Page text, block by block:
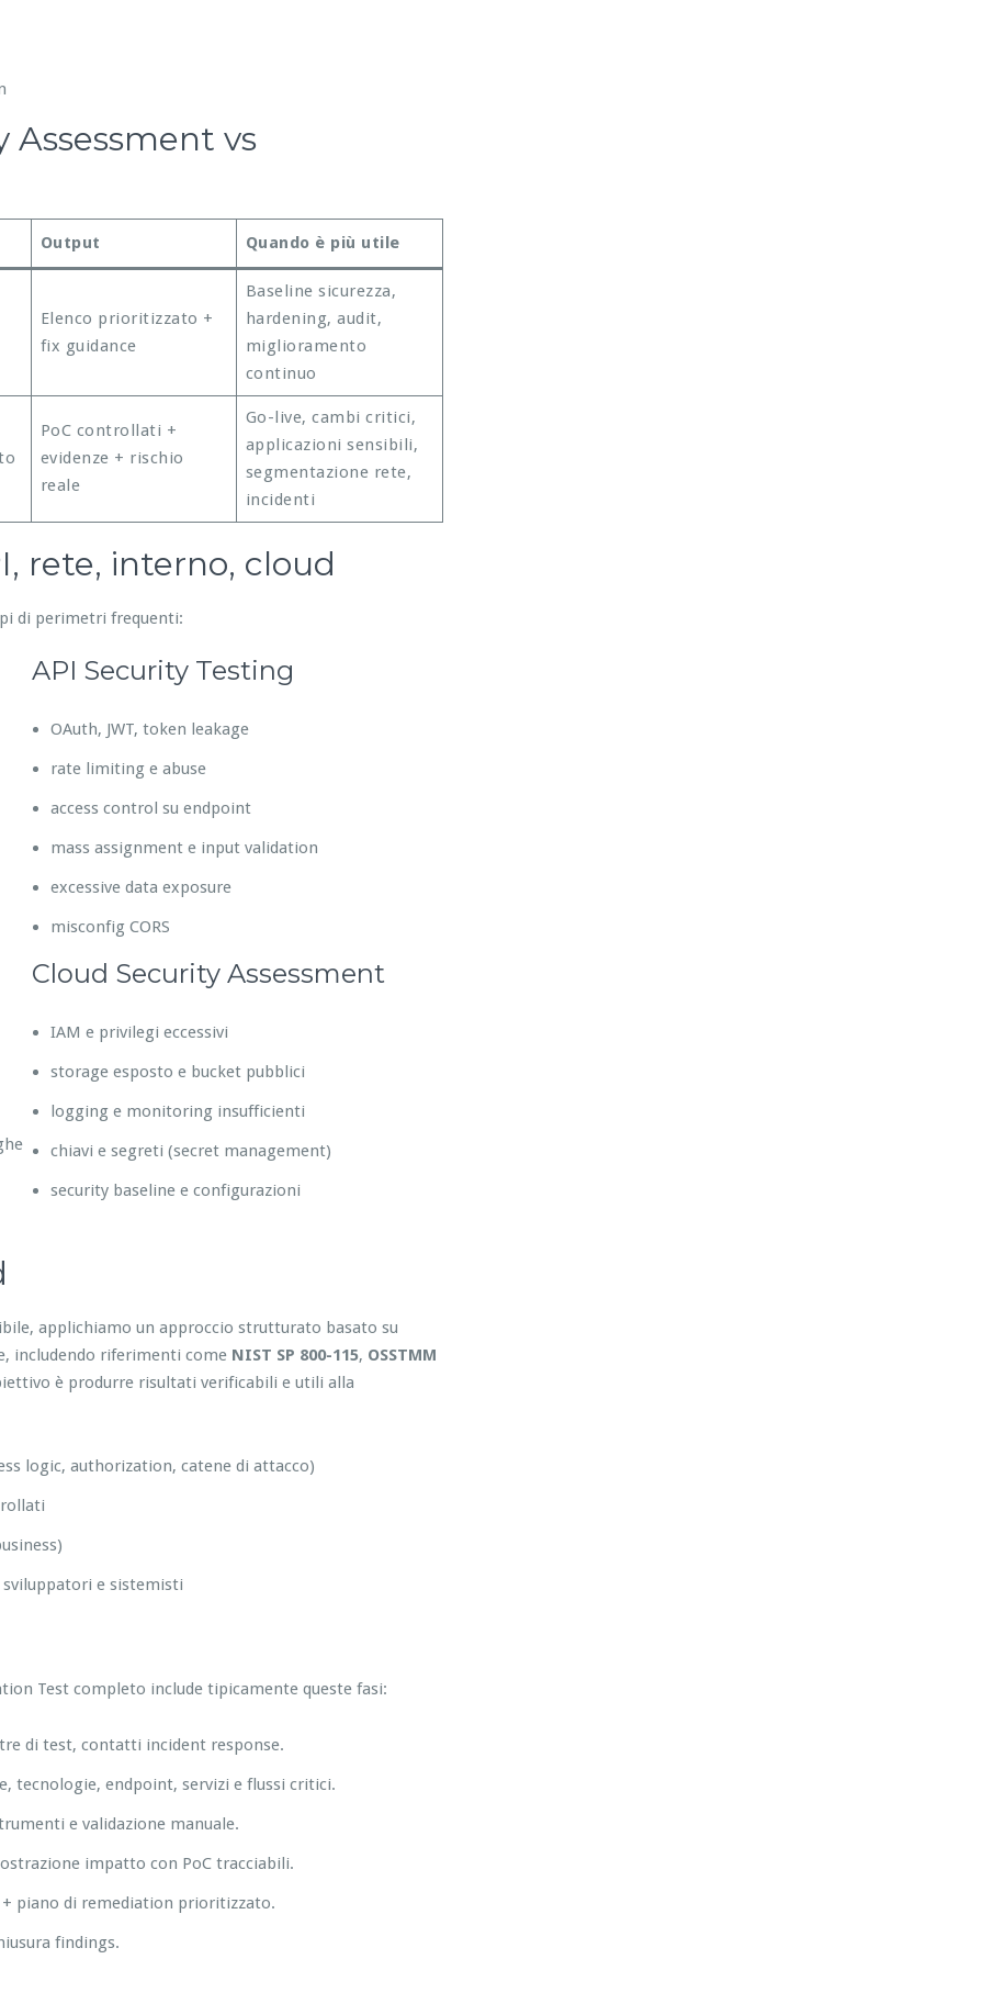
vs
Output Quando è più utile
Elenco prioritizzato +
fix guidance
Baseline sicurezza,
hardening, audit,
miglioramento
continuo
PoC controllati +
evidenze + rischio
reale
Go-live, cambi critici,
applicazioni sensibili,
segmentazione rete,
incidenti
rete, interno, cloud
di perimetri frequenti:
API Security Testing
OAuth, JWT, token leakage
rate limiting e abuse
access control su endpoint
mass assignment e input validation
excessive data exposure
misconfig CORS
Cloud Security Assessment
IAM e privilegi eccessivi
storage esposto e bucket pubblici
logging e monitoring insufficienti
chiavi e segreti (secret management)
security baseline e configurazioni
applichiamo un approccio strutturato basato su
includendo riferimenti come NIST SP 800-115, OSSTMM
è produrre risultati verificabili e utili alla
logic, authorization, catene di attacco)
e sistemisti
Test completo include tipicamente queste fasi:
di test, contatti incident response.
tecnologie, endpoint, servizi e flussi critici.
e validazione manuale.
impatto con PoC tracciabili.
piano di remediation prioritizzato.
findings.